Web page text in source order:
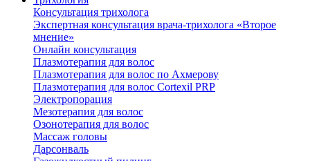
Консультация трихолога
Экспертная консультация врача-трихолога «Второе
мнение»
Онлайн консультация
Плазмотерапия для волос
Плазмотерапия для волос по Ахмерову
Плазмотерапия для волос Cortexil PRP
Электропорация
Мезотерапия для волос
Озонотерапия для волос
Массаж головы
Дарсонваль